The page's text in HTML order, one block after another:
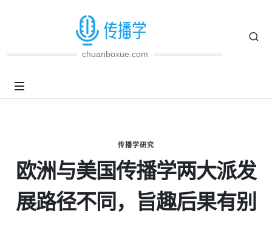
chuanboxue.com
传播学研究
欧洲与美国传播学两大派发
展路径不同，旨趣后果有别